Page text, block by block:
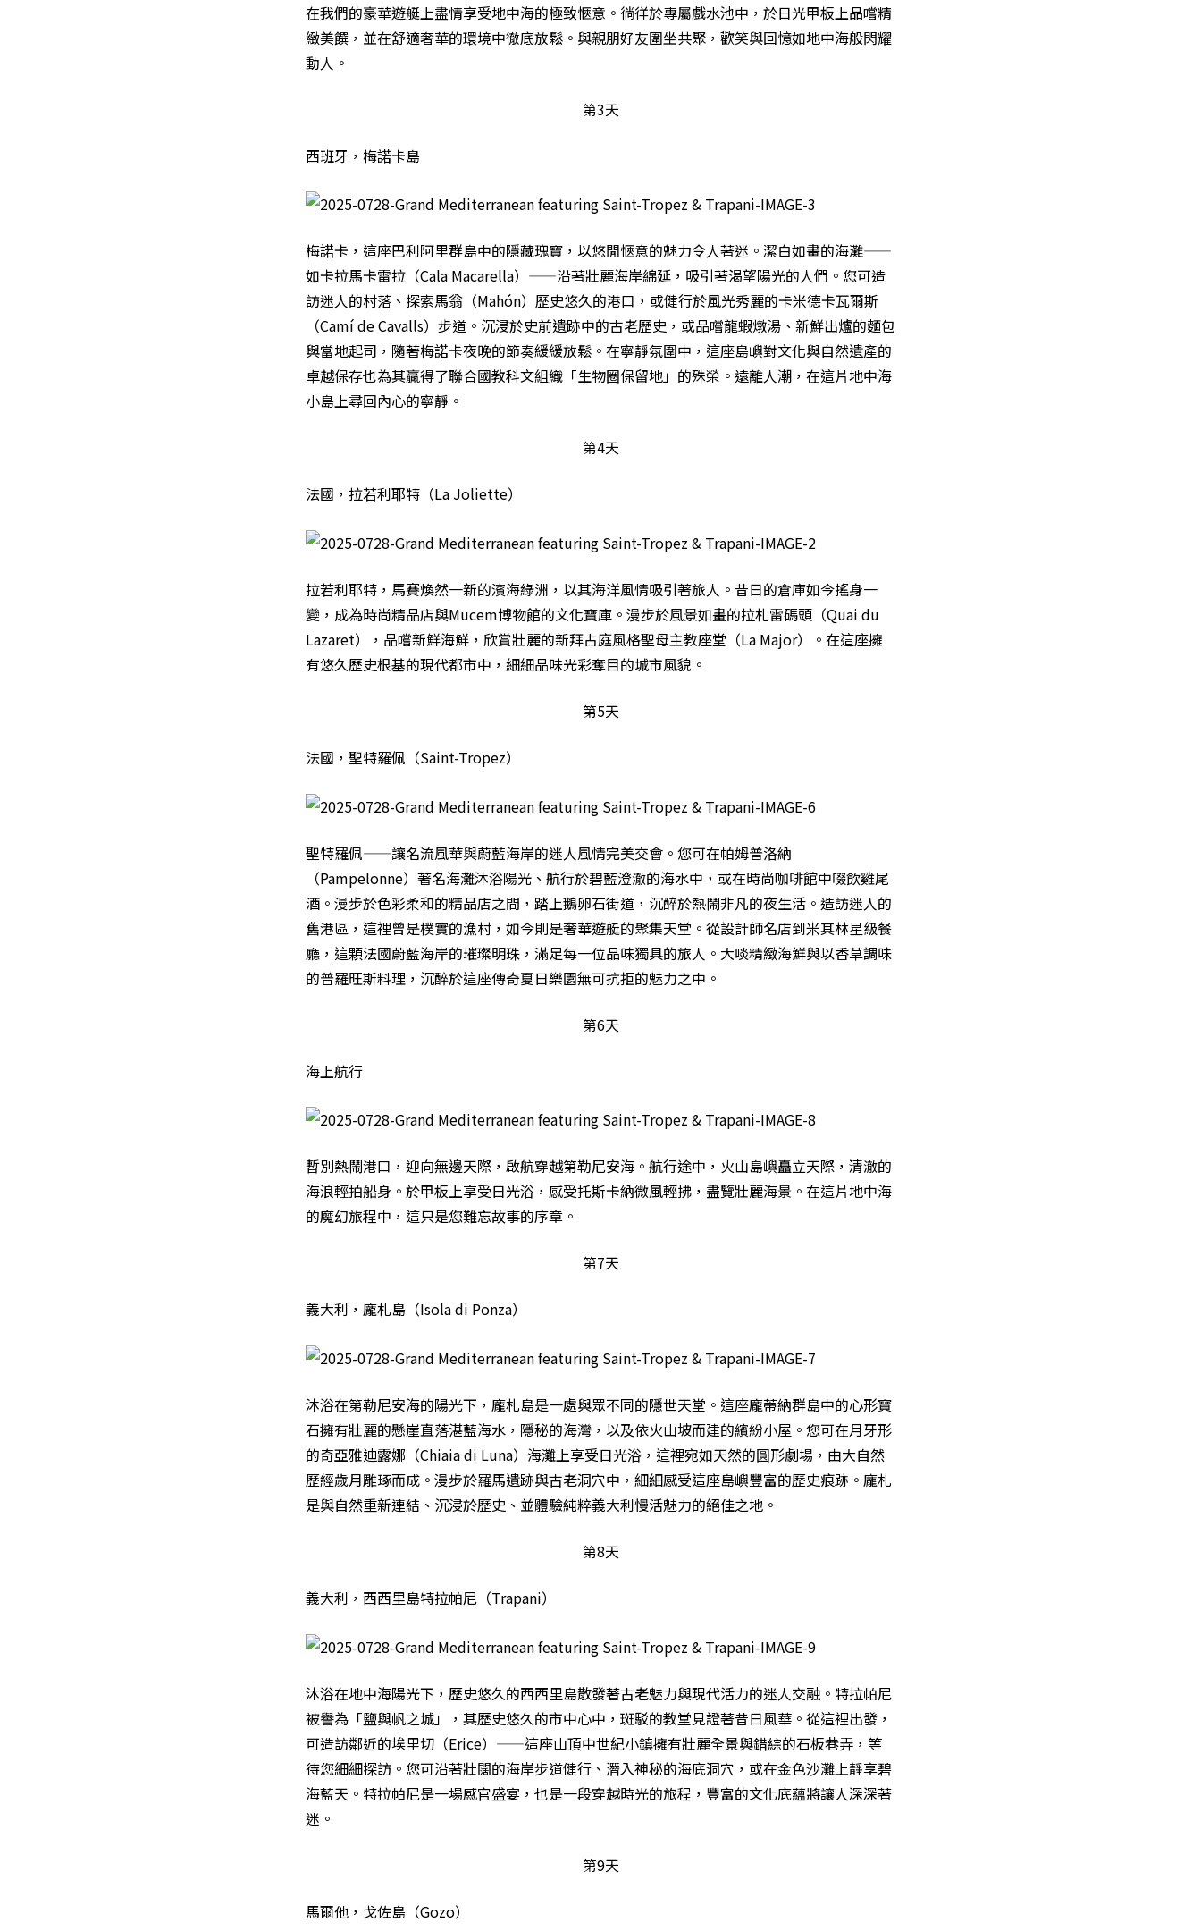
在我們的豪華遊艇上盡情享受地中海的極致愜意。徜徉於專屬戲水池中，於日光甲板上品嚐精
緻美饌，並在舒適奢華的環境中徹底放鬆。與親朋好友圍坐共聚，歡笑與回憶如地中海般閃耀
動人。
第3天
西班牙，梅諾卡島
梅諾卡，這座巴利阿里群島中的隱藏瑰寶，以悠閒愜意的魅力令人著迷。潔白如畫的海灘——
如卡拉馬卡雷拉（Cala Macarella）——沿著壯麗海岸綿延，吸引著渴望陽光的人們。您可造
訪迷人的村落、探索馬翁（Mahón）歷史悠久的港口，或健行於風光秀麗的卡米德卡瓦爾斯
（Camí de Cavalls）步道。沉浸於史前遺跡中的古老歷史，或品嚐龍蝦燉湯、新鮮出爐的麵包
與當地起司，隨著梅諾卡夜晚的節奏緩緩放鬆。在寧靜氛圍中，這座島嶼對文化與自然遺產的
卓越保存也為其贏得了聯合國教科文組織「生物圈保留地」的殊榮。遠離人潮，在這片地中海
小島上尋回內心的寧靜。
第4天
法國，拉若利耶特（La Joliette）
拉若利耶特，馬賽煥然一新的濱海綠洲，以其海洋風情吸引著旅人。昔日的倉庫如今搖身一
變，成為時尚精品店與Mucem博物館的文化寶庫。漫步於風景如畫的拉札雷碼頭（Quai du
Lazaret），品嚐新鮮海鮮，欣賞壯麗的新拜占庭風格聖母主教座堂（La Major）。在這座擁
有悠久歷史根基的現代都市中，細細品味光彩奪目的城市風貌。
第5天
法國，聖特羅佩（Saint-Tropez）
聖特羅佩——讓名流風華與蔚藍海岸的迷人風情完美交會。您可在帕姆普洛納
（Pampelonne）著名海灘沐浴陽光、航行於碧藍澄澈的海水中，或在時尚咖啡館中啜飲雞尾
酒。漫步於色彩柔和的精品店之間，踏上鵝卵石街道，沉醉於熱鬧非凡的夜生活。造訪迷人的
舊港區，這裡曾是樸實的漁村，如今則是奢華遊艇的聚集天堂。從設計師名店到米其林星級餐
廳，這顆法國蔚藍海岸的璀璨明珠，滿足每一位品味獨具的旅人。大啖精緻海鮮與以香草調味
的普羅旺斯料理，沉醉於這座傳奇夏日樂園無可抗拒的魅力之中。
第6天
海上航行
暫別熱鬧港口，迎向無邊天際，啟航穿越第勒尼安海。航行途中，火山島嶼矗立天際，清澈的
海浪輕拍船身。於甲板上享受日光浴，感受托斯卡納微風輕拂，盡覽壯麗海景。在這片地中海
的魔幻旅程中，這只是您難忘故事的序章。
第7天
義大利，龐札島（Isola di Ponza）
沐浴在第勒尼安海的陽光下，龐札島是一處與眾不同的隱世天堂。這座龐蒂納群島中的心形寶
石擁有壯麗的懸崖直落湛藍海水，隱秘的海灣，以及依火山坡而建的繽紛小屋。您可在月牙形
的奇亞雅迪露娜（Chiaia di Luna）海灘上享受日光浴，這裡宛如天然的圓形劇場，由大自然
歷經歲月雕琢而成。漫步於羅馬遺跡與古老洞穴中，細細感受這座島嶼豐富的歷史痕跡。龐札
是與自然重新連結、沉浸於歷史、並體驗純粹義大利慢活魅力的絕佳之地。
第8天
義大利，西西里島特拉帕尼（Trapani）
沐浴在地中海陽光下，歷史悠久的西西里島散發著古老魅力與現代活力的迷人交融。特拉帕尼
被譽為「鹽與帆之城」，其歷史悠久的市中心中，斑駁的教堂見證著昔日風華。從這裡出發，
可造訪鄰近的埃里切（Erice）——這座山頂中世紀小鎮擁有壯麗全景與錯綜的石板巷弄，等
待您細細探訪。您可沿著壯闊的海岸步道健行、潛入神秘的海底洞穴，或在金色沙灘上靜享碧
海藍天。特拉帕尼是一場感官盛宴，也是一段穿越時光的旅程，豐富的文化底蘊將讓人深深著
迷。
第9天
馬爾他，戈佐島（Gozo）